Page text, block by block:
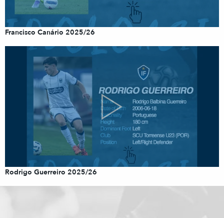
Francisco Canário 2025/26
Rodrigo Guerreiro 2025/26